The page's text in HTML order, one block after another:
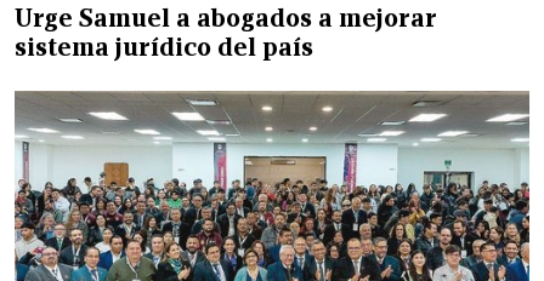
Urge Samuel a abogados a mejorar
sistema jurídico del país